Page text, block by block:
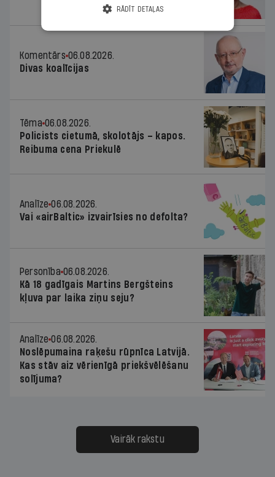
Komentārs 06.08.2026.
Divas koalīcijas
Tēma 06.08.2026.
Policists cietumā, skolotājs – kapos.
Reibuma cena Priekulē
Analīze 06.08.2026.
Vai «airBaltic» izvairīsies no defolta?
Personība 06.08.2026.
Kā 18 gadīgais Martins Bergšteins
kļuva par laika ziņu seju?
Analīze 06.08.2026.
Noslēpumaina raķešu rūpnīca Latvijā.
Kas stāv aiz vērienīgā priekšvēlēšanu
solījuma?
Vairāk rakstu
RĀDĪT DETAĻAS